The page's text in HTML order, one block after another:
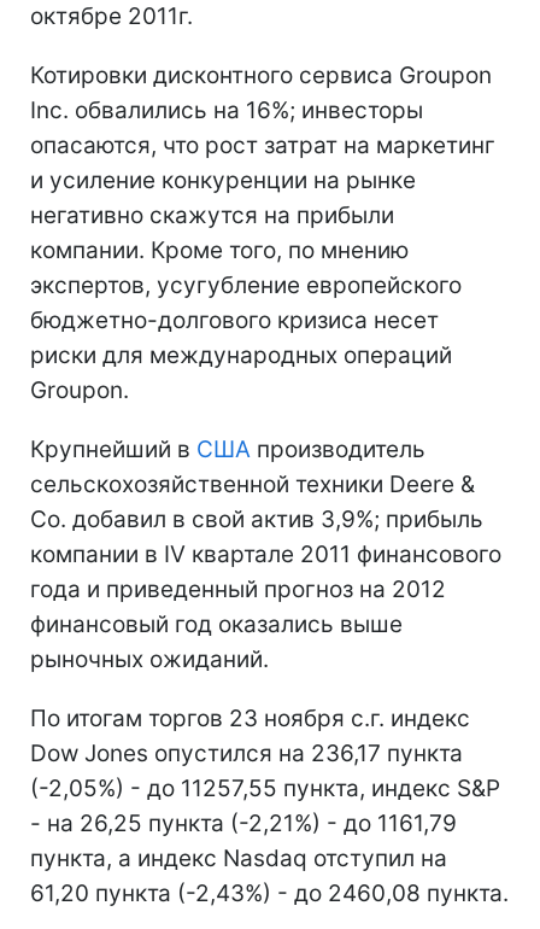
октябре 2011г.
Котировки дисконтного сервиса Groupon
Inc. обвалились на 16%; инвесторы
опасаются, что рост затрат на маркетинг
и усиление конкуренции на рынке
негативно скажутся на прибыли
компании. Кроме того, по мнению
экспертов, усугубление европейского
бюджетно-долгового кризиса несет
риски для международных операций
Groupon.
Крупнейший в США производитель
сельскохозяйственной техники Deere &
Co. добавил в свой актив 3,9%; прибыль
компании в IV квартале 2011 финансового
года и приведенный прогноз на 2012
финансовый год оказались выше
рыночных ожиданий.
По итогам торгов 23 ноября с.г. индекс
Dow Jones опустился на 236,17 пункта
(-2,05%) - до 11257,55 пункта, индекс S&P
- на 26,25 пункта (-2,21%) - до 1161,79
пункта, а индекс Nasdaq отступил на
61,20 пункта (-2,43%) - до 2460,08 пункта.